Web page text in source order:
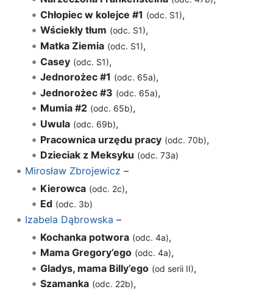
Chłopiec w kolejce #1 (odc. S1),
Wściekły tłum (odc. S1),
Matka Ziemia (odc. S1),
Casey (odc. S1),
Jednorożec #1 (odc. 65a),
Jednorożec #3 (odc. 65a),
Mumia #2 (odc. 65b),
Uwula (odc. 69b),
Pracownica urzędu pracy (odc. 70b),
Dzieciak z Meksyku (odc. 73a)
Mirosław Zbrojewicz –
Kierowca (odc. 2c),
Ed (odc. 3b)
Izabela Dąbrowska –
Kochanka potwora (odc. 4a),
Mama Gregory’ego (odc. 4a),
Gladys, mama Billy’ego (od serii II),
Szamanka (odc. 22b),